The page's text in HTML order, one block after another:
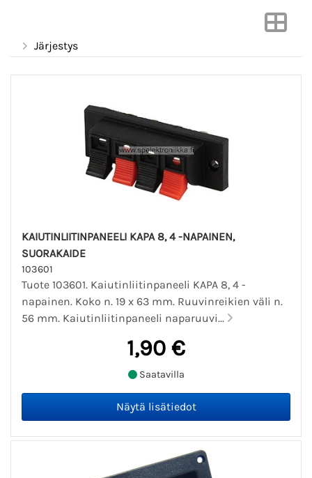
Järjestys
KAIUTINLIITINPANEELI KAPA 8, 4 -NAPAINEN,
SUORAKAIDE
103601
Tuote 103601. Kaiutinliitinpaneeli KAPA 8, 4 -
napainen. Koko n. 19 x 63 mm. Ruuvinreikien väli n.
56 mm. Kaiutinliitinpaneeli naparuuvi...
1,90 €
Saatavilla